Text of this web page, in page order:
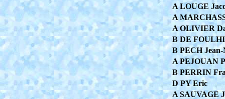
A LOUGE
A
A OLIVIER
B DE
B PECH
A PEJOUAN
B PERRIN
D PY Eric
A SAUVAGE